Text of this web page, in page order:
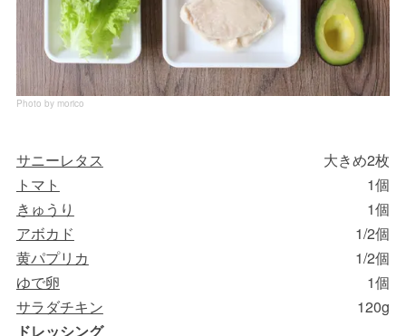
Photo by morico
サニーレタス
大きめ2枚
トマト
1個
きゅうり
1個
アボカド
1/2個
黄パプリカ
1/2個
ゆで卵
1個
サラダチキン
120g
ドレッシング